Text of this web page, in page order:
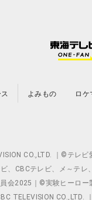
よみもの ロケ
CO.,LTD. ｜©テレ
、CBCテレビ、メ～
2025｜©実験ヒーロー
TELEVISION